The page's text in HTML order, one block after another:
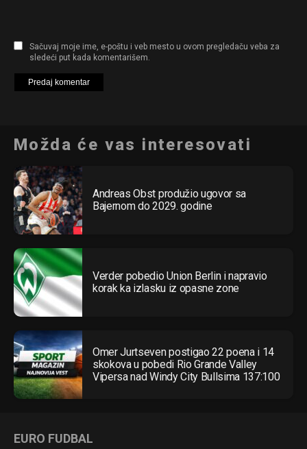
Sačuvaj moje ime, e-poštu i veb mesto u ovom pregledaču veba za
sledeći put kada komentarišem.
Možda će vas interesovati
Andreas Obst produžio ugovor sa
Bajernom do 2029. godine
Verder pobedio Union Berlin i napravio
korak ka izlasku iz opasne zone
Omer Jurtseven postigao 22 poena i 14
skokova u pobedi Rio Grande Valley
Vipersa nad Windy City Bullsima 137:100
EURO FUDBAL